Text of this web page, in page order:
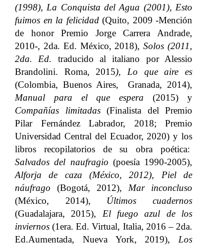
(1998), La Conquista del Agua (2001), Esto
fuimos en la felicidad (Quito, 2009 -Mención
de honor Premio Jorge Carrera Andrade,
2010-, 2da. Ed. México, 2018), Solos (2011,
2da. Ed.
traducido al italiano por Alessio
Brandolini. Roma, 2015), Lo que aire es
(Colombia, Buenos Aires, Granada, 2014),
Manual para el que espera(2015) y
Compañías limitadas (Finalista del Premio
Pilar Fernández Labrador, 2018; Premio
Universidad Central del Ecuador, 2020) y los
libros recopilatorios de su obra poética:
Salvados del naufragio (poesía 1990-2005),
Alforja de caza (México, 2012), Piel de
náufrago (Bogotá, 2012), Mar inconcluso
(México, 2014), Últimos cuadernos
(Guadalajara, 2015), El fuego azul de los
inviernos (1era. Ed. Virtual, Italia, 2016 – 2da.
Ed.Aumentada, Nueva York, 2019), Los